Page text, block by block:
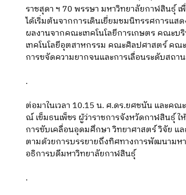
ราชสุดา ฯ 70 พรรษา มหาวิทยาลัยกาฬสินธุ์
ได้เริ่มต้นจากการเดินเยี่ยมชมนิทรรศการแส
ผลงานจากคณะเทคโนโลยีการเกษตร คณะ
เทคโนโลยีอุตสาหกรรม คณะศิลปศาสตร์ ค
การขจัดความยากจนและการเลื่อนระดับสถ
.
ต่อมาในเวลา 10.15 น. ศ.ดร.ยศชนัน และค
ณ์ เข็มธนเพ็ชร ผู้ว่าราชการจังหวัดกาฬสินธุ์
การขับเคลื่อนอุดมศึกษา วิทยาศาสตร์ วิจัย
ตามด้วยการบรรยายถึงทิศทางการพัฒนามห
อธิการบดีมหาวิทยาลัยกาฬสินธุ์
.